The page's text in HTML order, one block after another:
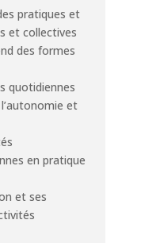
pratiques et
et collectives
des formes
quotidiennes
et
en pratique
et ses